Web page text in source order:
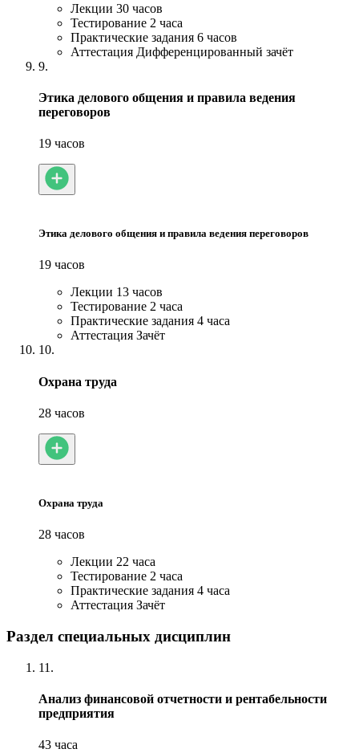
Лекции 30 часов
Тестирование 2 часа
Практические задания 6 часов
Аттестация Дифференцированный зачёт
9.
Этика делового общения и правила ведения
переговоров
19 часов
Этика делового общения и правила ведения переговоров
19 часов
Лекции 13 часов
Тестирование 2 часа
Практические задания 4 часа
Аттестация Зачёт
10.
Охрана труда
28 часов
Охрана труда
28 часов
Лекции 22 часа
Тестирование 2 часа
Практические задания 4 часа
Аттестация Зачёт
Раздел специальных дисциплин
11.
Анализ финансовой отчетности и рентабельности
предприятия
43 часа